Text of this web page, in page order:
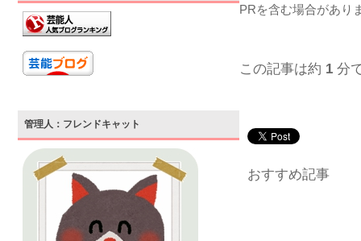
PRを含む場合があり
この記事は約 1 分
おすすめ記事
管理人：フレンドキャット